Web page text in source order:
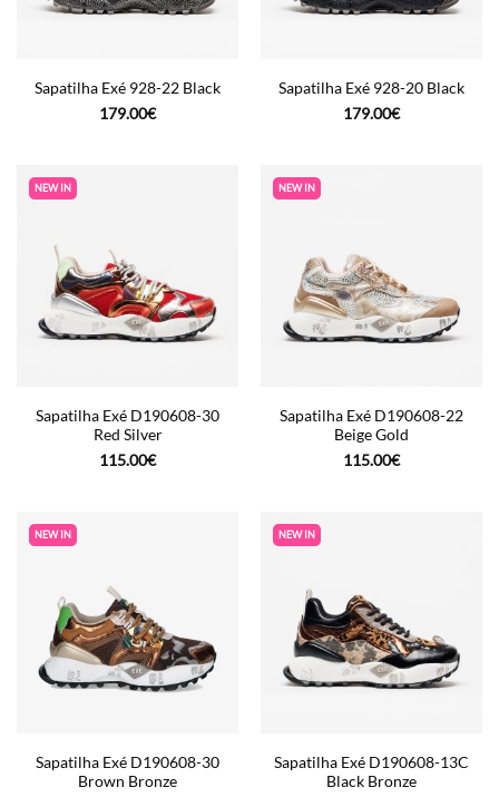
Sapatilha Exé 928-22 Black
179.00€
Sapatilha Exé 928-20 Black
179.00€
NEW IN
Sapatilha Exé D190608-30
Red Silver
115.00€
NEW IN
Sapatilha Exé D190608-22
Beige Gold
115.00€
NEW IN
Sapatilha Exé D190608-30
Brown Bronze
NEW IN
Sapatilha Exé D190608-13C
Black Bronze